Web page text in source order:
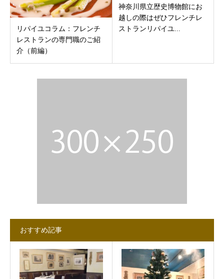
リパイユコラム：フレンチ
レストランの専門職のご紹
介（前編）
神奈川県立歴史博物館にお
越しの際はぜひフレンチレ
ストランリパイユ...
おすすめ記事